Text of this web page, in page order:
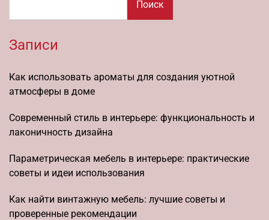
Поиск
Записи
Как использовать ароматы для создания уютной
атмосферы в доме
Современный стиль в интерьере: функциональность и
лаконичность дизайна
Параметрическая мебель в интерьере: практические
советы и идеи использования
Как найти винтажную мебель: лучшие советы и
проверенные рекомендации